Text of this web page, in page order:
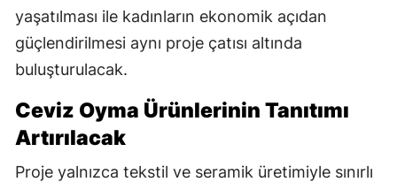
yaşatılması ile kadınların ekonomik açıdan
güçlendirilmesi aynı proje çatısı altında
buluşturulacak.
Ceviz Oyma Ürünlerinin Tanıtımı
Artırılacak
Proje yalnızca tekstil ve seramik üretimiyle sınırlı